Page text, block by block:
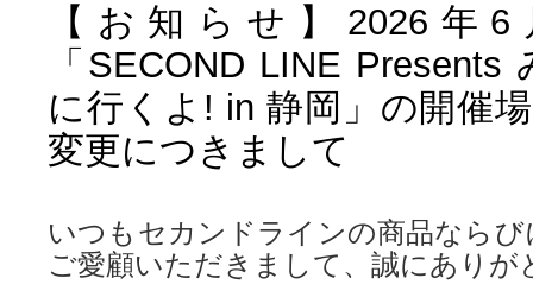
【お知らせ】2026年
「SECOND LINE
に行くよ! in 静岡」の開催
変更につきまして
いつもセカンドラインの商品なら
ご愛顧いただきまして、誠にありが